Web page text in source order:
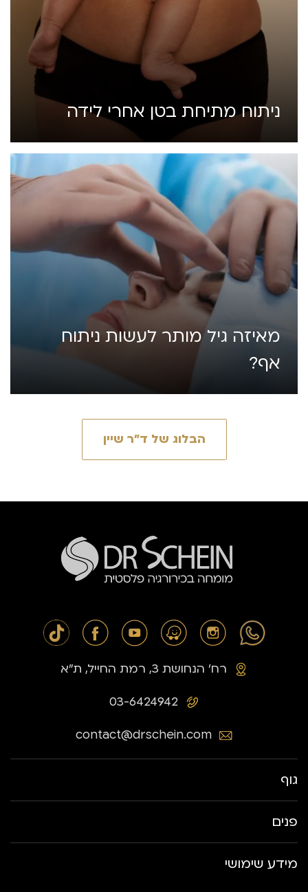
ניתוח מתיחת בטן אחרי לידה
מאיזה גיל מותר לעשות ניתוח
אף?
הבלוג של ד״ר שיין
03-6424942
רח׳ הנחושת 3, רמת החייל, ת״א
contact@drschein.com
גוף
פנים
מידע שימושי